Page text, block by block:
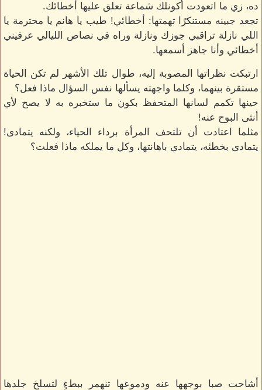
ده، زي ما اتعودت أكونلك شماعة تعلق عليها أخطائك.
تجعد جبينه مستنكرًا تهمتها: أخطائي! طيب يا هانم يا محترمة يا
اللي نازلة تراقبي جوزك ونازلة وراه في نصاص الليالي عرفيني
أخطائي وأنا جاهز أسمعها.
ارتبكت نظراتها المصوبة إليه، طوال تلك الأشهر لم تكن الحياة
مستقرة بينهما، وكلما واجهته يسألها نفس السؤال ماذا فعل؟
حينها تكمم لسانها المتحفظ بكون ما ستخبره به لا يصح لأي
أنثى البوح عنه!
مثلما اعتادت أن تلتحف المرأة برداء الحياء، ولكنه يتمادى!
يتمادى بخطئه، يتمادى باهانتها، وكل ما يملكه ماذا فعلت؟
أشاحت صبا بوجهها عنه ودموعها تنهمر ببطءٍ لتسلخ جلدها